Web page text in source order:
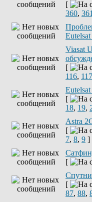
[
360, 361
Viasat
[
116, 117
[
18, 19,
Astra
[
7, 8, 9 ]
[
[
87, 88,